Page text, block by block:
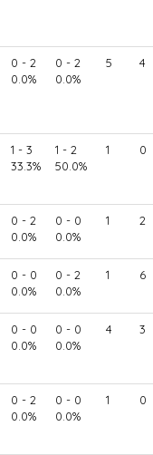
0 - 2
0.0%
0 - 2
0.0%
5 4
1 - 3
33.3%
1 - 2
50.0%
1 0
0 - 2
0.0%
0 - 0
0.0%
1 2
0 - 0
0.0%
0 - 2
0.0%
1 6
0 - 0
0.0%
0 - 0
0.0%
4 3
0 - 2
0.0%
0 - 0
0.0%
1 0